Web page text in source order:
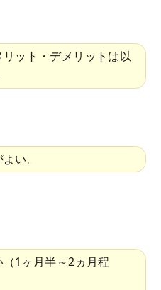
ット・デメリットは以
い。
1ヶ月半～2ヵ月程